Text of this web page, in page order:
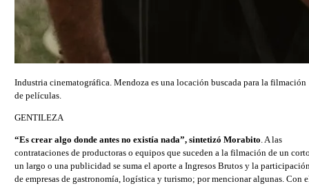
Industria cinematográfica. Mendoza es una locación buscada para la filmación
de películas.
GENTILEZA
“Es crear algo donde antes no existía nada”, sintetizó Morabito. A las
contrataciones de productoras o equipos que suceden a la filmación de un
un largo o una publicidad se suma el aporte a Ingresos Brutos y la
de empresas de gastronomía, logística y turismo; por mencionar algunas. Con